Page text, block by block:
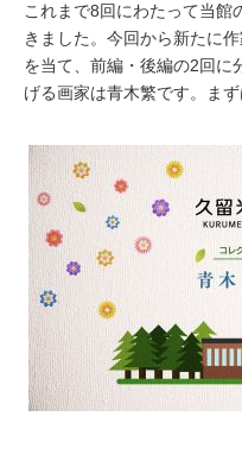
これまで8回にわたって当館
きました。今回から新たに
を当て、前編・後編の2回に
げる画家は青木繁です。ま